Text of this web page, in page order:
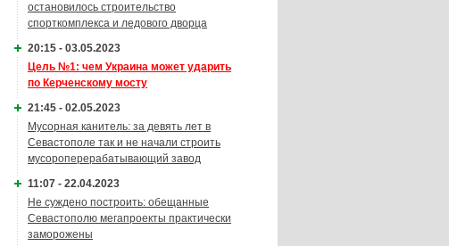
остановилось строительство
спорткомплекса и ледового дворца
20:15 - 03.05.2023
Цель №1: чем Украина может ударить
по Керченскому мосту
21:45 - 02.05.2023
Мусорная канитель: за девять лет в
Севастополе так и не начали строить
мусороперерабатывающий завод
11:07 - 22.04.2023
Не суждено построить: обещанные
Севастополю мегапроекты практически
заморожены